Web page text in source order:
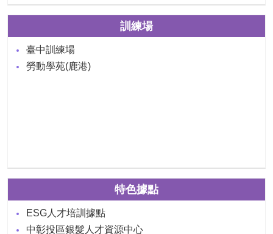
訓練場
臺中訓練場
勞動學苑(鹿港)
特色據點
ESG人才培訓據點
中彰投區銀髮人才資源中心